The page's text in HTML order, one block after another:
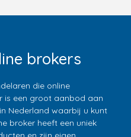
brokers
die online
is een groot aanbod aan
Nederland waarbij u kunt
broker heeft een uniek